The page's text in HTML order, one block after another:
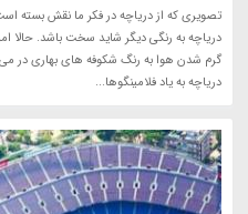
تصویری که از دریاچه در فکر ما نقش بسته
دریاچه به رنگی دیگر شاید سخت باشد. حالا
گرم شدن هوا به رنگ شکوفه های بهاری در
دریاچه به یاد فلامینگوها...